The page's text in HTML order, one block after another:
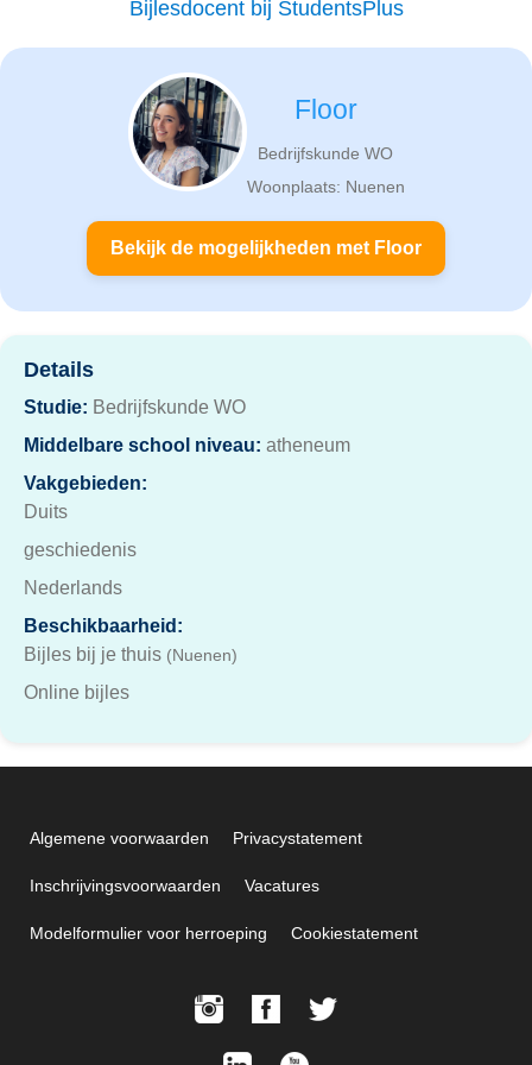
Bijlesdocent bij StudentsPlus
Floor
Bedrijfskunde WO
Woonplaats: Nuenen
Bekijk de mogelijkheden met Floor
Details
Studie: Bedrijfskunde WO
Middelbare school niveau: atheneum
Vakgebieden:
Duits
geschiedenis
Nederlands
Beschikbaarheid:
Bijles bij je thuis (Nuenen)
Online bijles
Algemene voorwaarden Privacystatement
Inschrijvingsvoorwaarden Vacatures
Modelformulier voor herroeping Cookiestatement